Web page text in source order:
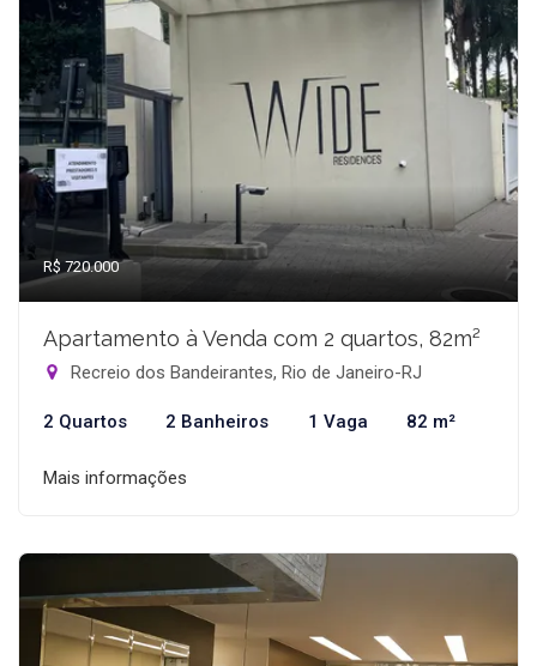
R$ 720.000
Apartamento à Venda com 2 quartos, 82m²
Recreio dos Bandeirantes, Rio de Janeiro-RJ
2 Quartos 2 Banheiros 1 Vaga 82 m²
Mais informações